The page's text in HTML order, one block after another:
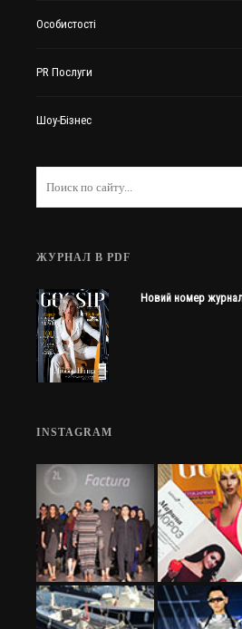
Особистості
PR Послуги
Шоу-Бізнес
ЖУРНАЛ В PDF
Новий номер
INSTAGRAM